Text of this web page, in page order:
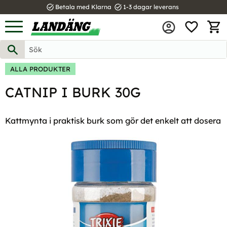
Meny
task_alt Betala med Klarna task_alt 1-3 dagar leverans
ALLA PRODUKTER
CATNIP I BURK 30G
Kattmynta i praktisk burk som gör det enkelt att dosera